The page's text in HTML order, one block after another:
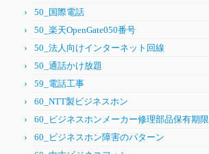
50_国際電話
50_楽天OpenGate050番号
50_法人向けインターネット回線
50_通話かけ放題
59_電話工事
60_NTT製ビジネスホン
60_ビジネスホンメーカー修理部品保有期限
60_ビジネスホン障害のパターン